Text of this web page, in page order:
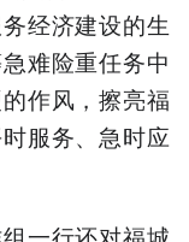
经济建设的生
难险重任务中
作风，擦亮福
服务、急时应
一行还对福城